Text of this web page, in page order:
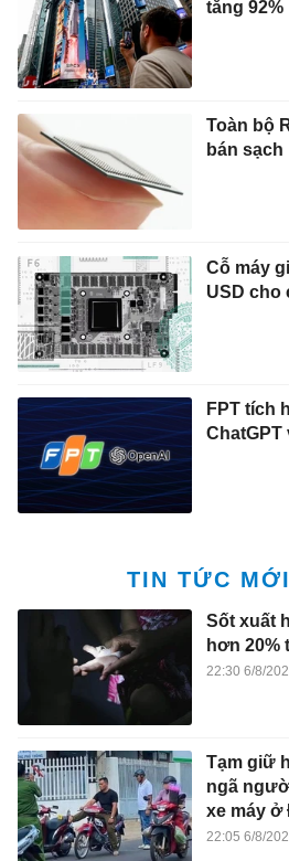
tăng 92%
Toàn bộ
bán sạch
Cỗ máy
USD cho
FPT tích
ChatGPT
TIN TỨC
Sốt xuất
hơn 20%
22:30 6/8/
Tạm giữ
ngã
xe máy ở
22:05 6/8/